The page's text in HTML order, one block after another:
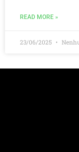
READ MORE »
23/06/2025